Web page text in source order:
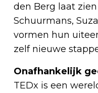
den Berg laat
Schuurmans,
vormen hun
zelf nieuwe
Onafhankelijk
TEDx is een